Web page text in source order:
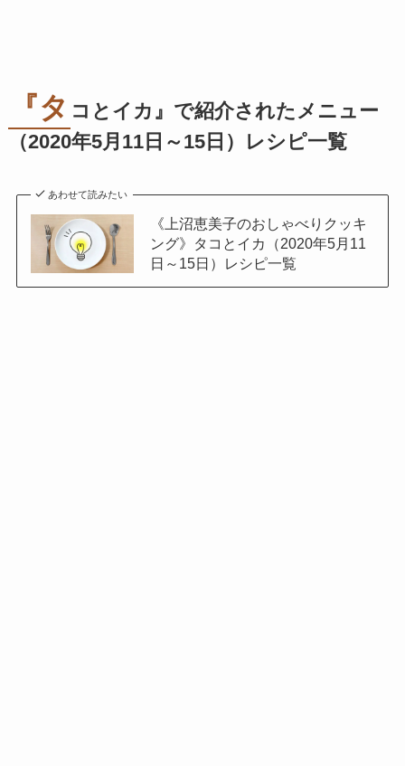
『タ コとイカ』で紹介されたメニュー
（2020年5月11日～15日）
レシピ一覧
あわせて読みたい
《上沼恵美子のおしゃべりクッキ
ング》タコとイカ（2020年5月11
日～15日）レシピ一覧